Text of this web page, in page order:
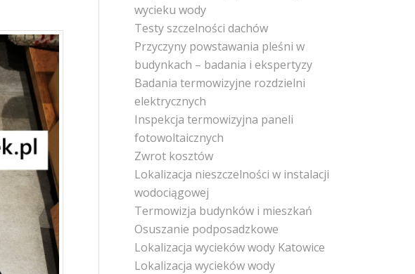
wycieku wody
Testy szczelności dachów
Przyczyny powstawania pleśni w
budynkach – badania i ekspertyzy
Badania termowizyjne rozdzielni
elektrycznych
Inspekcja termowizyjna paneli
fotowoltaicznych
Zwrot kosztów
Lokalizacja nieszczelności w instalacji
wodociągowej
Termowizja budynków i mieszkań
Osuszanie podposadzkowe
Lokalizacja wycieków wody Katowice
Lokalizacja wycieków wody